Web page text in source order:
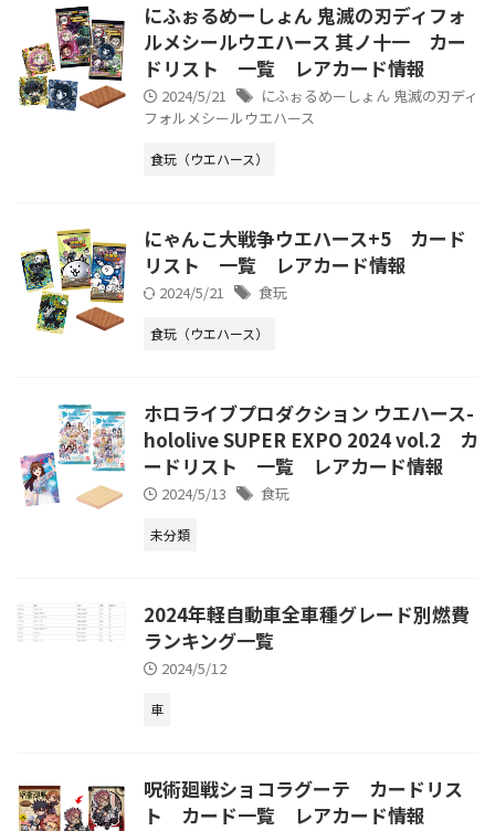
にふぉるめーしょん 鬼滅の刃ディフォ
ルメシールウエハース 其ノ十一 カー
ドリスト 一覧 レアカード情報
2024/5/21
にふぉるめーしょん 鬼滅の刃ディ
フォルメシールウエハース
食玩（ウエハース）
にゃんこ大戦争ウエハース+5 カード
リスト 一覧 レアカード情報
2024/5/21 食玩
食玩（ウエハース）
ホロライブプロダクション ウエハース-
hololive SUPER EXPO 2024 vol.2 カ
ードリスト 一覧 レアカード情報
2024/5/13 食玩
未分類
2024年軽自動車全車種グレード別燃費
ランキング一覧
2024/5/12
車
呪術廻戦ショコラグーテ カードリス
ト カード一覧 レアカード情報